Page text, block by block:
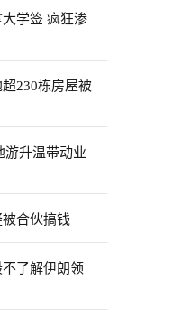
，是美国州级议员
学签 疯狂渗
拉尔持学生签证
230栋房屋被
地火灾致逾230栋
游升温带动业
元，显示2026年
合伙搞钱
，总贷款1500万
了解伊朗领